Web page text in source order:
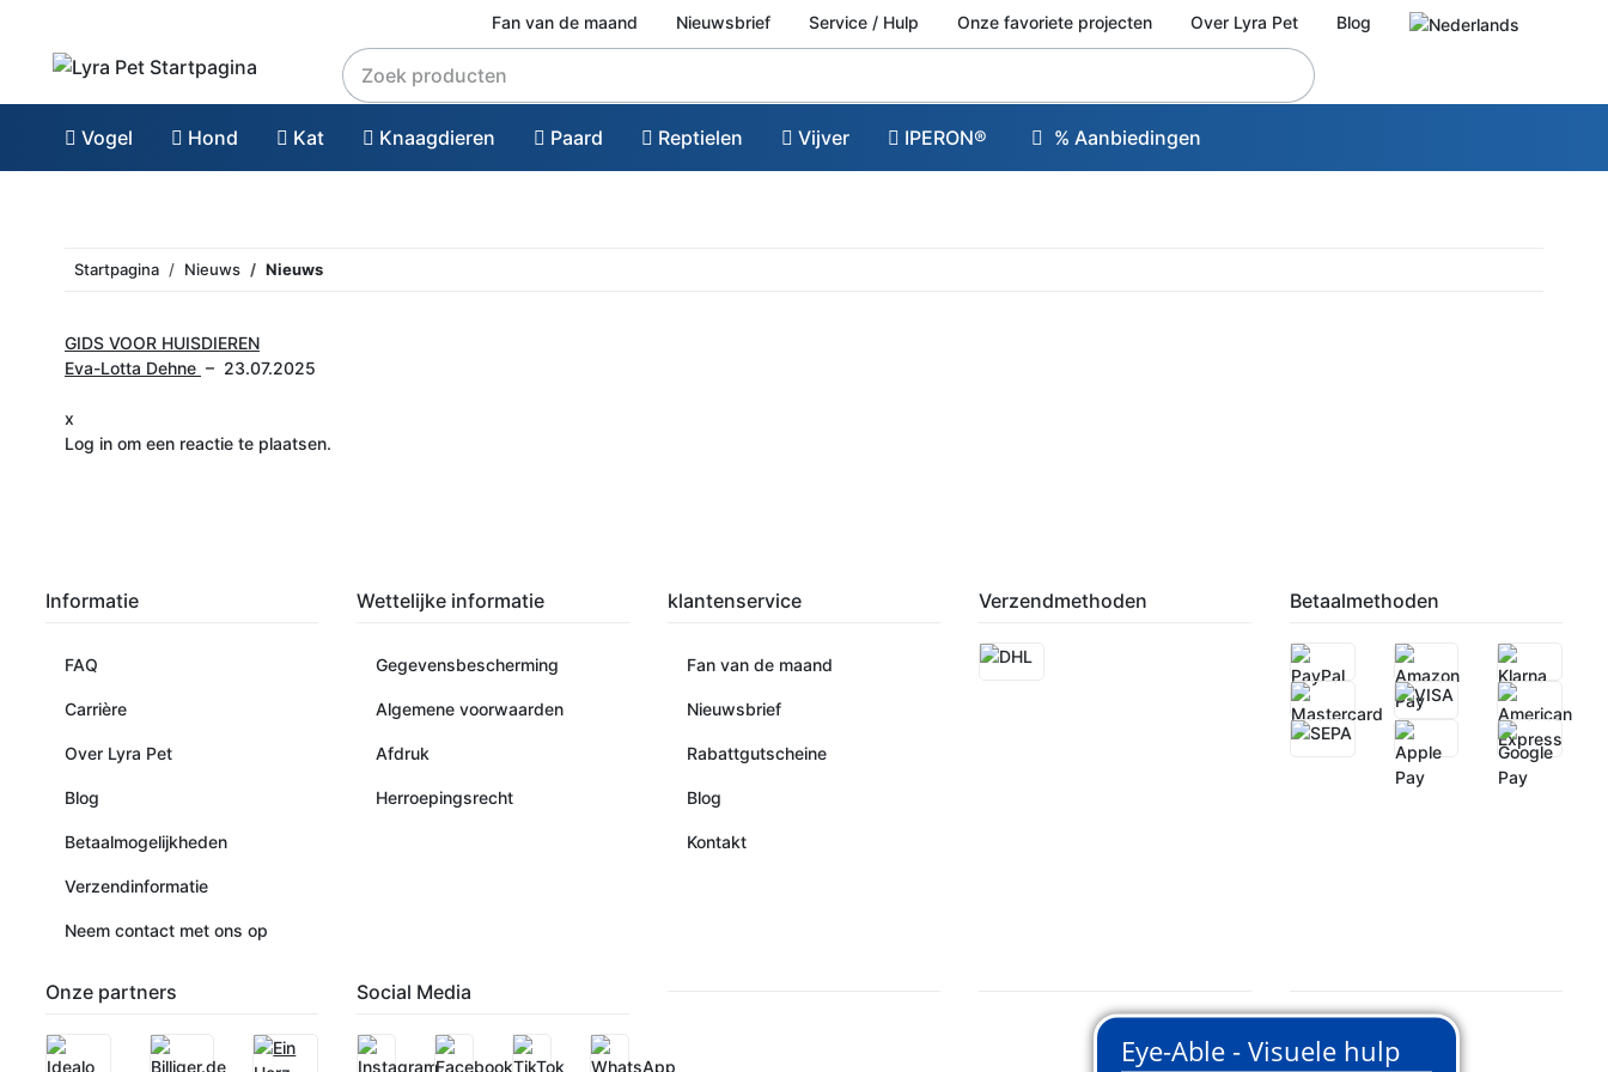
Fan van de maand Nieuwsbrief Service / Hulp Onze favoriete projecten Over Lyra Pet Blog
Vogel Hond Kat Knaagdieren Paard Reptielen Vijver IPERON® % Aanbiedingen
Startpagina Nieuws Nieuws
GIDS VOOR HUISDIEREN
Eva-Lotta Dehne – 23.07.2025
x
Log in om een ​​reactie te plaatsen.
Informatie
FAQ
Carrière
Over Lyra Pet
Blog
Betaalmogelijkheden
Verzendinformatie
Neem contact met ons op
Wettelijke informatie
Gegevensbescherming
Algemene voorwaarden
Afdruk
Herroepingsrecht
klantenservice
Fan van de maand
Nieuwsbrief
Rabattgutscheine
Blog
Kontakt
Verzendmethoden Betaalmethoden
Onze partners Social Media